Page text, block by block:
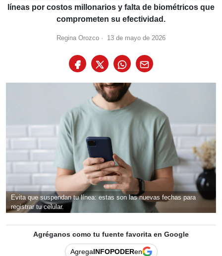
líneas por costos millonarios y falta de biométricos que
comprometen su efectividad.
Regina Orozco · 13 de mayo de 2026
Evita que suspendan tu línea: estas son las nuevas fechas para
registrar tu celular.
Agréganos como tu fuente favorita en Google
AgregaINFOPODERen